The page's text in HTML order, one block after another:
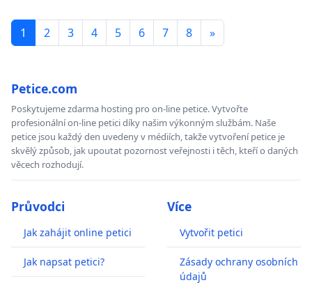
1 2 3 4 5 6 7 8 »
Petice.com
Poskytujeme zdarma hosting pro on-line petice. Vytvořte
profesionální on-line petici díky našim výkonným službám. Naše
petice jsou každý den uvedeny v médiích, takže vytvoření petice je
skvělý způsob, jak upoutat pozornost veřejnosti i těch, kteří o daných
věcech rozhodují.
Průvodci
Jak zahájit online petici
Jak napsat petici?
Více
Vytvořit petici
Zásady ochrany osobních
údajů